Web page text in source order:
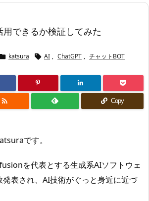
用できるか検証してみた
katsura  AI , ChatGPT , チャットBOT
 Copy
です。
を代表とする生成系AIソフトウェ
表され、AI技術がぐっと身近に近づ